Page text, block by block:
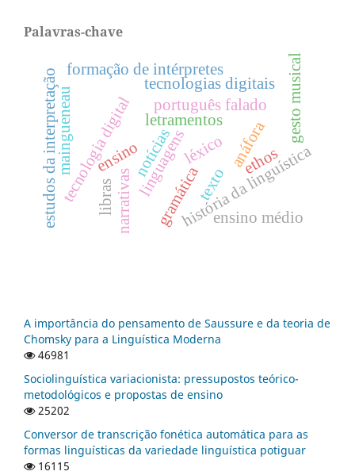
Palavras-chave
linguagens
letramentos
ensino
tecnologia digital gramáticahistória da linguística
português falado
texto
tecnologias digitais
estudos da interpretação formação de intérpretes
narrativas
anáfora
ensino médio
gesto musical
ethos
maingueneau léxico
libras
notícias
A importância do pensamento de Saussure e da teoria de
Chomsky para a Linguística Moderna
46981
Sociolinguística variacionista: pressupostos teórico-
metodológicos e propostas de ensino
25202
Conversor de transcrição fonética automática para as
formas linguísticas da variedade linguística potiguar
16115